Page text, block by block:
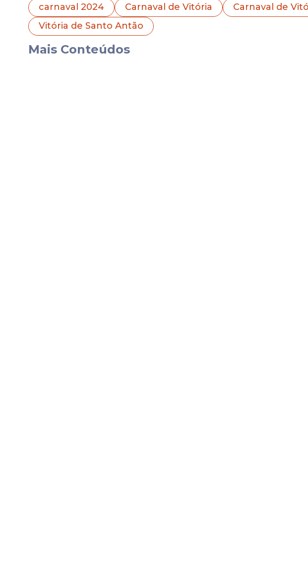
Local:Polo Estação do Frevo
Atrações:Banda Som da Terra e a cantora Lady Falcão
Horário:A partir das 20h
Sábado, 10 de Fevereiro:
carnaval 2024 Carnaval de Vitória
Carnaval de
Vitória de Santo Antão
Mais Conteúdos